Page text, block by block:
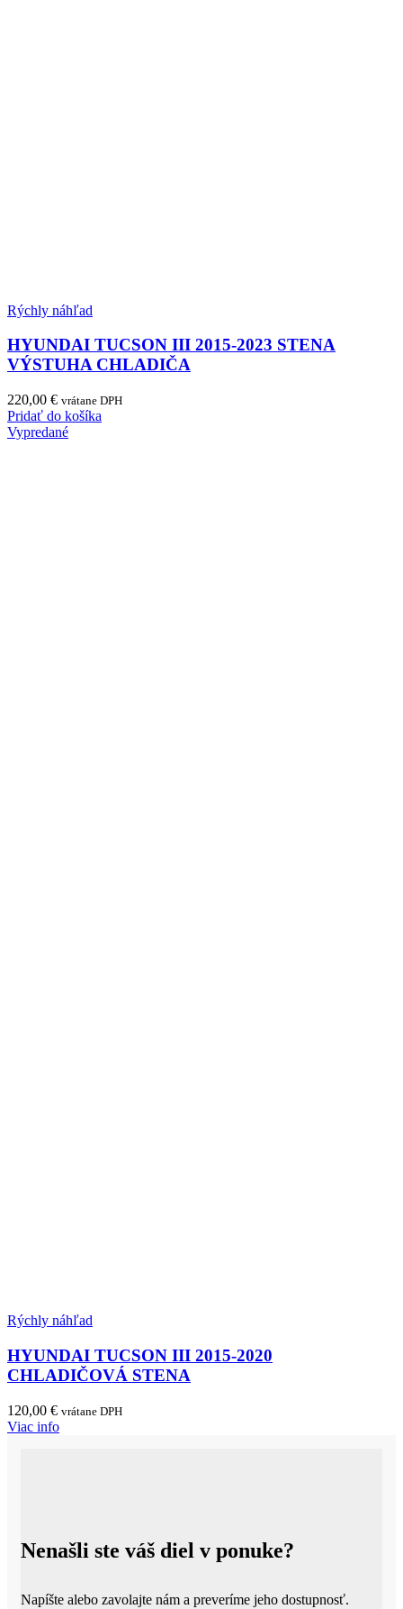
Rýchly náhľad
HYUNDAI TUCSON III 2015-2023 STENA
VÝSTUHA CHLADIČA
220,00 € vrátane DPH
Pridať do košíka
Vypredané
Rýchly náhľad
HYUNDAI TUCSON III 2015-2020
CHLADIČOVÁ STENA
120,00 € vrátane DPH
Viac info
Nenašli ste váš diel v ponuke?
Napíšte alebo zavolajte nám a preveríme jeho dostupnosť.